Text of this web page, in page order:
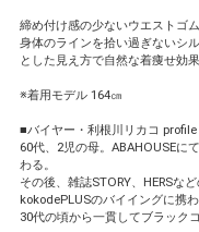
締め付け感の少ないウエストゴ
身体のラインを拾い過ぎないシ
とした見え方で自然な着痩せ効
※着用モデル 164㎝
■バイヤー・利根川リカコ profile
60代、2児の母。ABAHOUSEに
わる。
その後、雑誌STORY、HERSな
kokodePLUSのバイイングに携わ
30代の頃から一貫してブラック